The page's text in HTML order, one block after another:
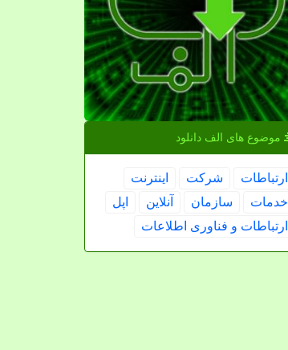
موضوع های الف دانلود
ارتباطات شركت
اینترنت
خدمات
سازمان آنلاین
اپل
ارتباطات و فناوری اطلاعات